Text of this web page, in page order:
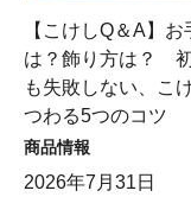
【こけしQ＆A】お
は？飾り方は？
も失敗しない、こ
つわる5つのコツ
商品情報
2026年7月31日